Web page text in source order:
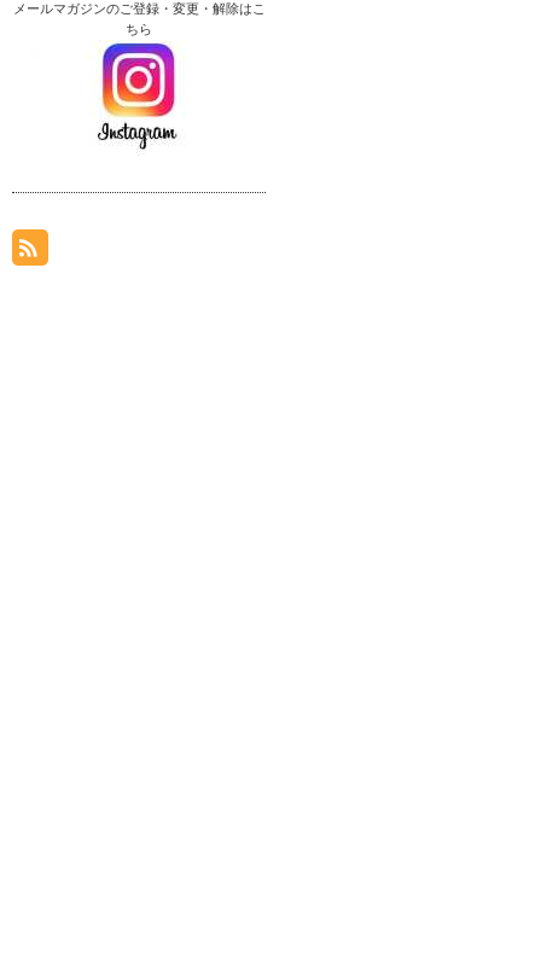
メールマガジンのご登録・変更・解除はこ
ちら